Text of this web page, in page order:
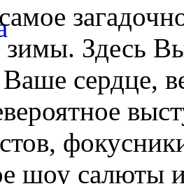
зимы. Здесь
сердце,
шоу салюты